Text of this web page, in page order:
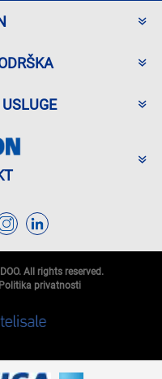
All rights reserved.
Politika privatnosti